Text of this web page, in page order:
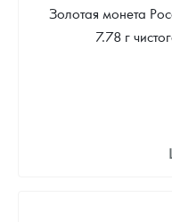
Золотая монета
7.78 г